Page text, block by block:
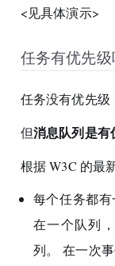
<见具体演示>
任务有优先级
任务没有优先级
但消息队列是有
根据 W3C 的最
每个任务都
在一个队列
列。 在一次